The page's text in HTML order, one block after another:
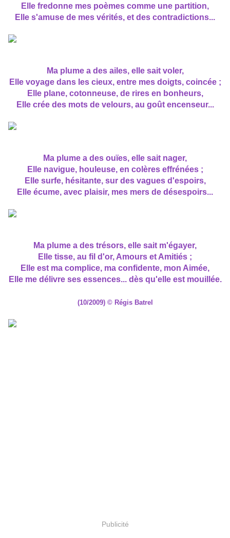
Elle fredonne mes poèmes comme une partition,
Elle s'amuse de mes vérités, et des contradictions...
Ma plume a des ailes, elle sait voler,
Elle voyage dans les cieux, entre mes doigts, coincée ;
Elle plane, cotonneuse, de rires en bonheurs,
Elle crée des mots de velours, au goût encenseur...
Ma plume a des ouïes, elle sait nager,
Elle navigue, houleuse, en colères effrénées ;
Elle surfe, hésitante, sur des vagues d'espoirs,
Elle écume, avec plaisir, mes mers de désespoirs...
Ma plume a des trésors, elle sait m'égayer,
Elle tisse, au fil d'or, Amours et Amitiés ;
Elle est ma complice, ma confidente, mon Aimée,
Elle me délivre ses essences... dès qu'elle est mouillée.
(10/2009) © Régis Batrel
Publicité